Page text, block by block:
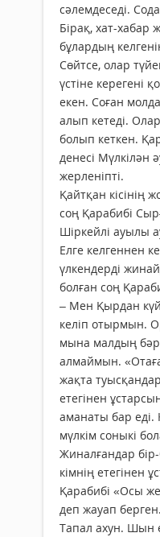
сәлемдеседі.
Бірақ, хат-хабар
бұлардың
Сөйтсе, олар
үстіне керегені
екен. Соған
алып кетеді.
болып кеткен.
денесі Мүлкілән
жерленіпті.
Қайтқан кісінің
соң Қарабибі
Шіркейлі ауылы
Елге келгеннен
үлкендерді
болған соң
– Мен Қырдан
келіп отырмын.
мына малдың
алмаймын.
жақта
етегінен
аманаты бар еді.
мүлкім соныкі
Жиналғандар бір-
кімнің етегінен
Қарабибі «Осы
деп жауап
Тапал ахун. Шын